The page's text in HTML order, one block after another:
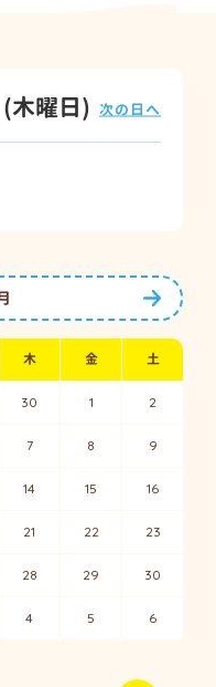
(木曜日) 次の日へ
次の月
木 金 土
30 1 2
7 8 9
14 15 16
21 22 23
28 29 30
4 5 6